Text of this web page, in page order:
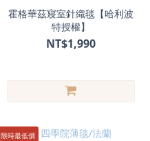
霍格華茲寢室針織毯【哈利波
特授權】
NT$1,990
限時最低價